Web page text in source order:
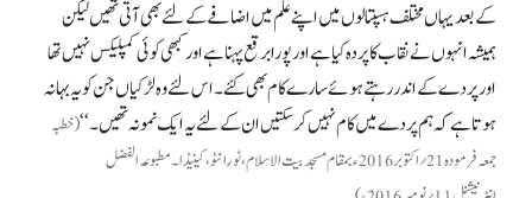
کے بعد یہاں مختلف ہسپتالوں میں اپنے علم میں اضافے کے لئے بھی آتی تھیں لیکن
ہمیشہ انہوں نے نقاب کا پردہ کیا ہے اور پورا برقع پہنا ہے اور کبھی کوئی کمپلیکس نہیں تھا
اور پردے کے اندر رہتے ہوئے سارے کام بھی کئے۔ اس لئے وہ لڑکیاں جن کو یہ بہانہ
ہوتا ہے کہ ہم پردے میں کام نہیں کرسکتیں ان کے لئے یہ ایک نمونہ تھیں۔ ‘‘(خطبہ
جمعہ فرمودہ 21؍اکتوبر 2016ء بمقام مسجد بیت الاسلام، ٹورانٹو، کینیڈا۔ مطبوعہ الفضل